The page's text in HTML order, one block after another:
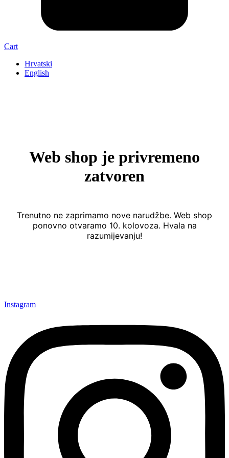
Cart
Hrvatski
English
Web shop je privremeno
zatvoren
Trenutno ne zaprimamo nove narudžbe. Web shop
ponovno otvaramo 10. kolovoza. Hvala na
razumijevanju!
Instagram